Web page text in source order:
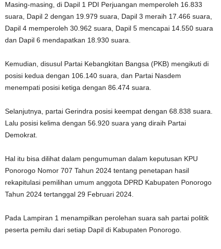
Masing-masing, di Dapil 1 PDI Perjuangan memperoleh 16.833
suara, Dapil 2 dengan 19.979 suara, Dapil 3 meraih 17.466 suara,
Dapil 4 memperoleh 30.962 suara, Dapil 5 mencapai 14.550 suara
dan Dapil 6 mendapatkan 18.930 suara.
Kemudian, disusul Partai Kebangkitan Bangsa (PKB) mengikuti di
posisi kedua dengan 106.140 suara, dan Partai Nasdem
menempati posisi ketiga dengan 86.474 suara.
Selanjutnya, partai Gerindra posisi keempat dengan 68.838 suara.
Lalu posisi kelima dengan 56.920 suara yang diraih Partai
Demokrat.
Hal itu bisa dilihat dalam pengumuman dalam keputusan KPU
Ponorogo Nomor 707 Tahun 2024 tentang penetapan hasil
rekapitulasi pemilihan umum anggota DPRD Kabupaten Ponorogo
Tahun 2024 tertanggal 29 Februari 2024.
Pada Lampiran 1 menampilkan perolehan suara sah partai politik
peserta pemilu dari setiap Dapil di Kabupaten Ponorogo.